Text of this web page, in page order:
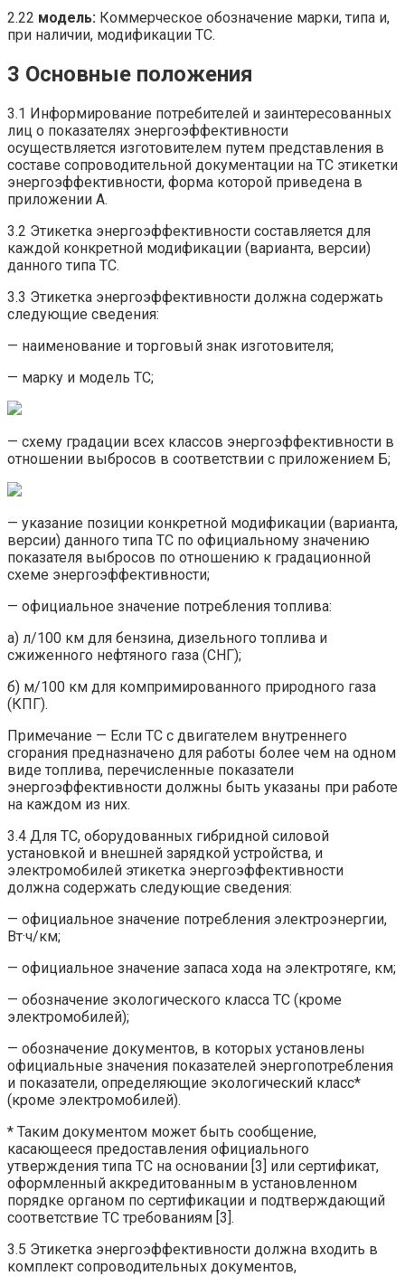
2.22 модель: Коммерческое обозначение марки, типа и,
при наличии, модификации ТС.
3 Основные положения
3.1 Информирование потребителей и заинтересованных
лиц о показателях энергоэффективности
осуществляется изготовителем путем представления в
составе сопроводительной документации на ТС этикетки
энергоэффективности, форма которой приведена в
приложении А.
3.2 Этикетка энергоэффективности составляется для
каждой конкретной модификации (варианта, версии)
данного типа ТС.
3.3 Этикетка энергоэффективности должна содержать
следующие сведения:
— наименование и торговый знак изготовителя;
— марку и модель ТС;
— схему градации всех классов энергоэффективности в
отношении выбросов в соответствии с приложением Б;
— указание позиции конкретной модификации (варианта,
версии) данного типа ТС по официальному значению
показателя выбросов по отношению к градационной
схеме энергоэффективности;
— официальное значение потребления топлива:
а) л/100 км для бензина, дизельного топлива и
сжиженного нефтяного газа (СНГ);
б) м/100 км для компримированного природного газа
(КПГ).
Примечание — Если ТС с двигателем внутреннего
сгорания предназначено для работы более чем на одном
виде топлива, перечисленные показатели
энергоэффективности должны быть указаны при работе
на каждом из них.
3.4 Для ТС, оборудованных гибридной силовой
установкой и внешней зарядкой устройства, и
электромобилей этикетка энергоэффективности
должна содержать следующие сведения:
— официальное значение потребления электроэнергии,
Вт·ч/км;
— официальное значение запаса хода на электротяге, км;
— обозначение экологического класса ТС (кроме
электромобилей);
— обозначение документов, в которых установлены
официальные значения показателей энергопотребления
и показатели, определяющие экологический класс*
(кроме электромобилей).
* Таким документом может быть сообщение,
касающееся предоставления официального
утверждения типа ТС на основании [3] или сертификат,
оформленный аккредитованным в установленном
порядке органом по сертификации и подтверждающий
соответствие ТС требованиям [3].
3.5 Этикетка энергоэффективности должна входить в
комплект сопроводительных документов,